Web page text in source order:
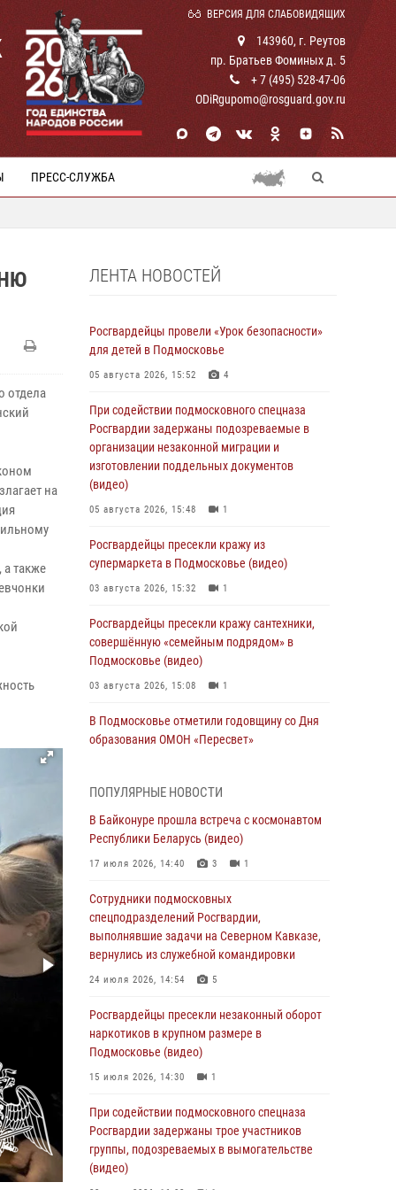
ВЕРСИЯ ДЛЯ СЛАБОВИДЯЩИХ
143960, г. Реутов
пр. Братьев Фоминых д. 5
+ 7 (495) 528-47-06
ODiRgupomo@rosguard.gov.ru
ПРЕСС-СЛУЖБА
отдела
на
а также
ЛЕНТА НОВОСТЕЙ
Росгвардейцы провели «Урок безопасности»
для детей в Подмосковье
05 августа 2026, 15:52 4
При содействии подмосковного спецназа
Росгвардии задержаны подозреваемые в
организации незаконной миграции и
изготовлении поддельных документов
(видео)
05 августа 2026, 15:48 1
Росгвардейцы пресекли кражу из
супермаркета в Подмосковье (видео)
03 августа 2026, 15:32 1
Росгвардейцы пресекли кражу сантехники,
совершённую «семейным подрядом» в
Подмосковье (видео)
03 августа 2026, 15:08 1
В Подмосковье отметили годовщину со Дня
образования ОМОН «Пересвет»
Офицер подмосковного главка Росгвардии
стал гостем эфира «Радио 1»
01 августа 2026, 17:57
подозреваемого в краже на крупную сумму в
Подмосковье
31 июля 2026, 13:00
Росгвардейцы задержали подозреваемых в
(видео)
31 июля 2026, 09:00
В Главном управлении Росгвардии по
торжественное собрание, посвященное
юбилею образования региональной
общественной организации ветеранов войск
правопорядка (видео)
ПОПУЛЯРНЫЕ НОВОСТИ
В Байконуре прошла встреча с космонавтом
Республики Беларусь (видео)
17 июля 2026, 14:40 3 1
Сотрудники подмосковных
спецподразделений Росгвардии,
выполнявшие задачи на Северном Кавказе,
вернулись из служебной командировки
24 июля 2026, 14:54 5
Росгвардейцы пресекли незаконный оборот
наркотиков в крупном размере в
Подмосковье (видео)
15 июля 2026, 14:30 1
При содействии подмосковного спецназа
Росгвардии задержаны трое участников
группы, подозреваемых в вымогательстве
(видео)